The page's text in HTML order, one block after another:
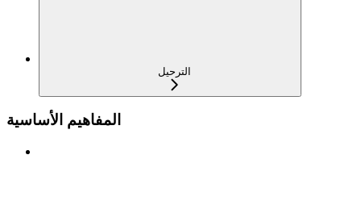
الترحيل
المفاهيم الأساسية